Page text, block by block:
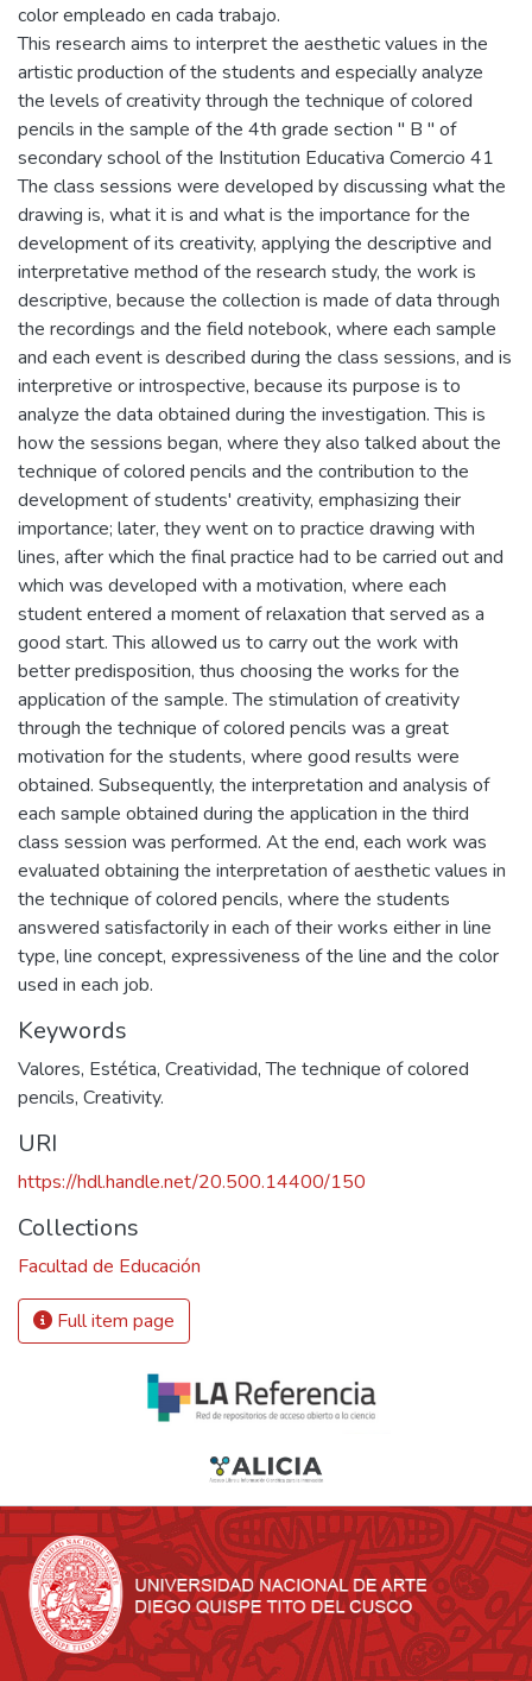
color empleado en cada trabajo.
This research aims to interpret the aesthetic values in the
artistic production of the students and especially analyze
the levels of creativity through the technique of colored
pencils in the sample of the 4th grade section '' B '' of
secondary school of the Institution Educativa Comercio 41
The class sessions were developed by discussing what the
drawing is, what it is and what is the importance for the
development of its creativity, applying the descriptive and
interpretative method of the research study, the work is
descriptive, because the collection is made of data through
the recordings and the field notebook, where each sample
and each event is described during the class sessions, and is
interpretive or introspective, because its purpose is to
analyze the data obtained during the investigation. This is
how the sessions began, where they also talked about the
technique of colored pencils and the contribution to the
development of students' creativity, emphasizing their
importance; later, they went on to practice drawing with
lines, after which the final practice had to be carried out and
which was developed with a motivation, where each
student entered a moment of relaxation that served as a
good start. This allowed us to carry out the work with
better predisposition, thus choosing the works for the
application of the sample. The stimulation of creativity
through the technique of colored pencils was a great
motivation for the students, where good results were
obtained. Subsequently, the interpretation and analysis of
each sample obtained during the application in the third
class session was performed. At the end, each work was
evaluated obtaining the interpretation of aesthetic values in
the technique of colored pencils, where the students
answered satisfactorily in each of their works either in line
type, line concept, expressiveness of the line and the color
used in each job.
Keywords
Valores, Estética, Creatividad,The technique of colored
pencils, Creativity.
URI
https://hdl.handle.net/20.500.14400/150
Collections
Facultad de Educación
Full item page